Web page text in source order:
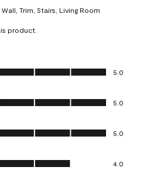
Wall, Trim, Stairs, Living Room
product.
out of 5
5.0
out of 5
5.0
of 5
5.0
out of 5
4.0